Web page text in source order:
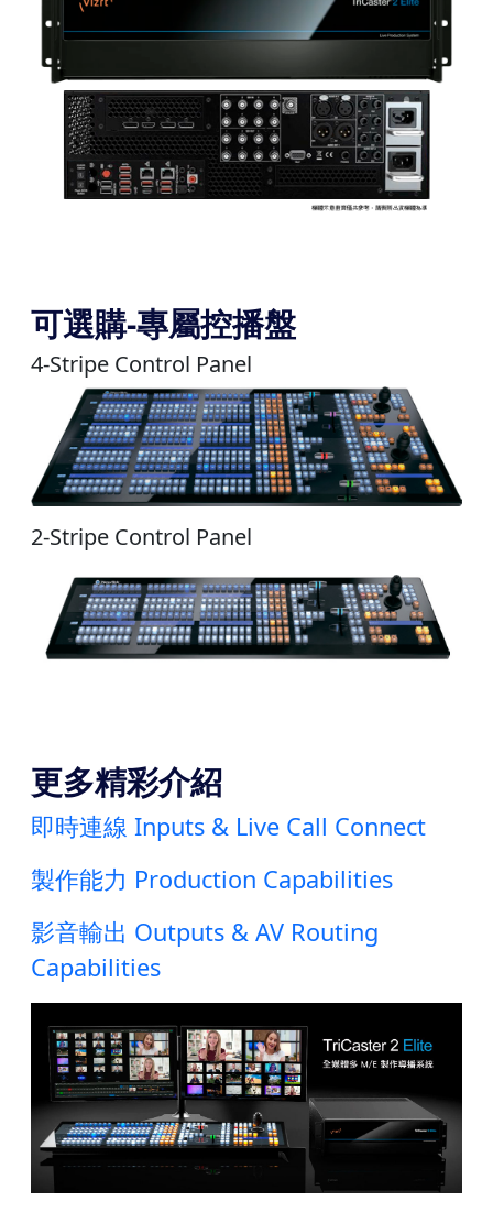
可選購-專屬控播盤
4-Stripe Control Panel
2-Stripe Control Panel
更多精彩介紹
即時連線 Inputs & Live Call Connect
製作能力 Production Capabilities
影音輸出 Outputs & AV Routing
Capabilities